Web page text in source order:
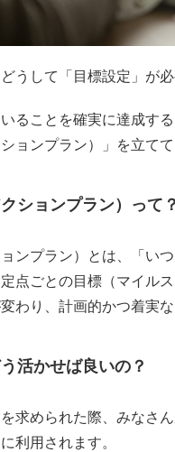
うして「目標設定」が
ることを確実に達成す
ョンプラン）」を立て
ションプラン）って？
ンプラン）とは、「い
点ごとの目標（マイル
わり、計画的かつ着実
活かせば良いの？
求められた際、みなさ
利用されます。